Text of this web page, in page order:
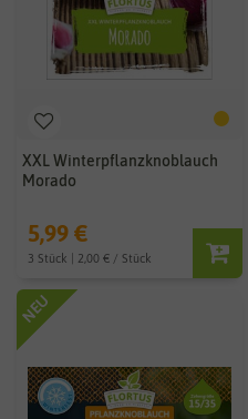
XXL Winterpflanzknoblauch
Morado
5,99 €
3 Stück | 2,00 € / Stück
NEU